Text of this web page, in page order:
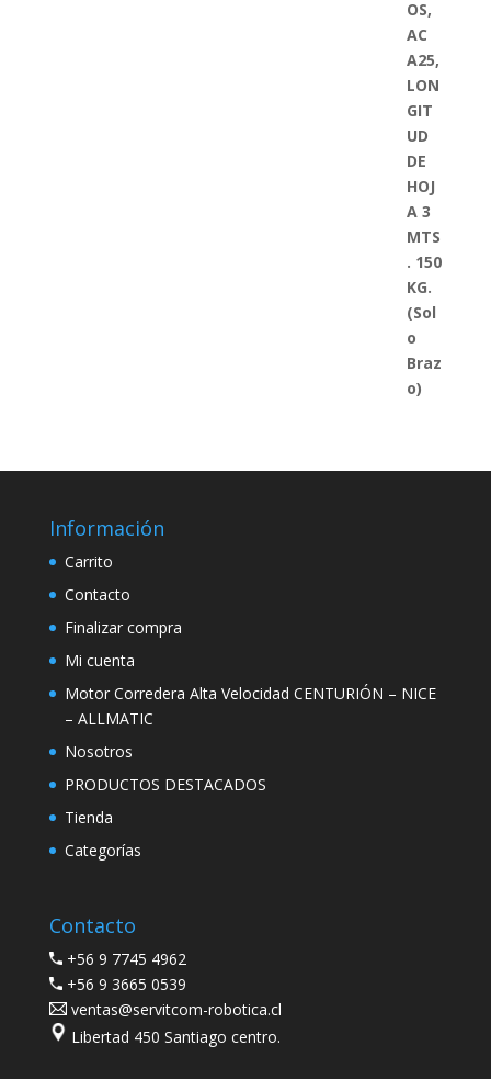
Información
Carrito
Contacto
Finalizar compra
Mi cuenta
Motor Corredera Alta Velocidad CENTURIÓN – NICE
– ALLMATIC
Nosotros
PRODUCTOS DESTACADOS
Tienda
Categorías
Contacto
+56 9 7745 4962
+56 9 3665 0539
ventas@servitcom-robotica.cl
Libertad 450 Santiago centro.